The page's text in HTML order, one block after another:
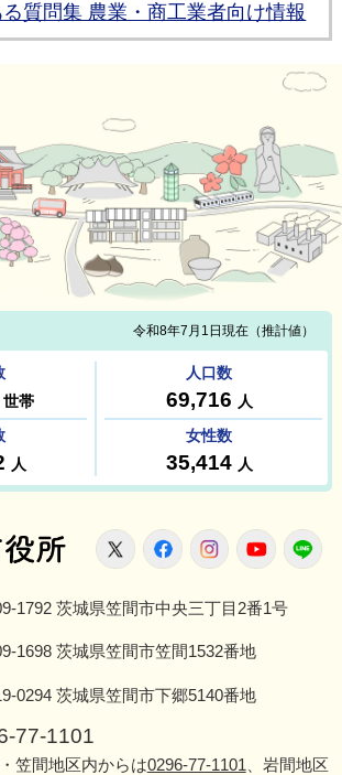
質問集 農業・商工業者向け情報
笠間市役所
X FacebookInstagram
1792 茨城県笠間市中央三丁目2番1号
1698 茨城県笠間市笠間1532番地
0294 茨城県笠間市下郷5140番地
77-1101
笠間地区内からは0296-77-1101 、岩間地区